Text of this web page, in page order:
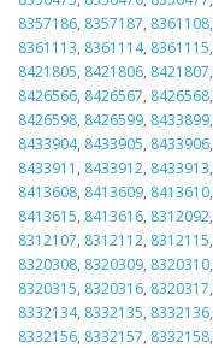
8357186, 8357187, 8361108,
8361113, 8361114, 8361115,
8421805, 8421806, 8421807,
8426566, 8426567, 8426568,
8426598, 8426599, 8433899,
8433904, 8433905, 8433906,
8433911 , 8433912, 8433913,
8413608, 8413609, 8413610,
8413615, 8413616, 8312092,
8312107, 8312112, 8312115,
8320308, 8320309, 8320310,
8320315, 8320316, 8320317,
8332134, 8332135, 8332136,
8332156, 8332157, 8332158,